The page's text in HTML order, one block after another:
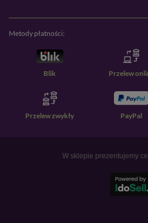
Metody płatności:
Blik Przelew
Przelew zwykły PayPal
W sklepie prezentujemy